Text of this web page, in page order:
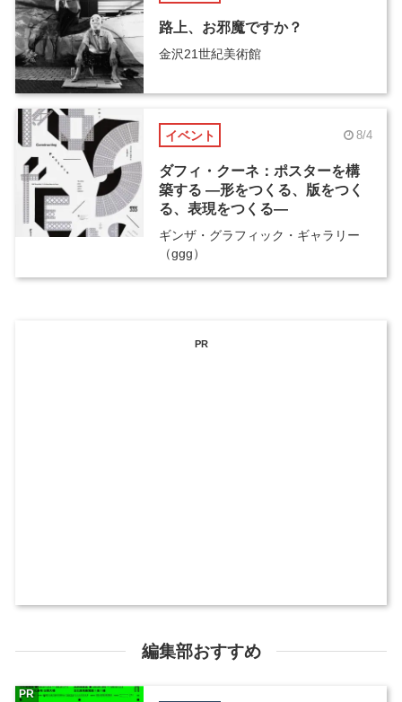
路上、お邪魔ですか？
金沢21世紀美術館
イベント 8/4
ダフィ・クーネ：ポスターを構
築する ―形をつくる、版をつく
る、表現をつくる―
ギンザ・グラフィック・ギャラリー
（ggg）
PR
編集部おすすめ
PR